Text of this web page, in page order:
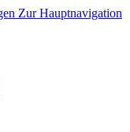
Zur Hauptnavigation